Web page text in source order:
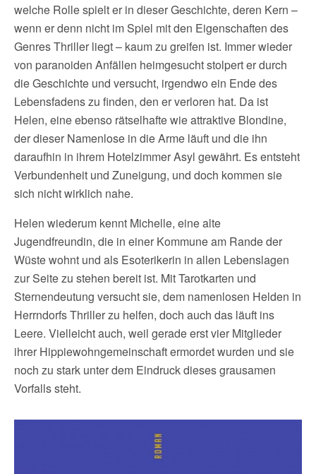
welche Rolle spielt er in dieser Geschichte, deren Kern –
wenn er denn nicht im Spiel mit den Eigenschaften des
Genres Thriller liegt – kaum zu greifen ist. Immer wieder
von paranoiden Anfällen heimgesucht stolpert er durch
die Geschichte und versucht, irgendwo ein Ende des
Lebensfadens zu finden, den er verloren hat. Da ist
Helen, eine ebenso rätselhafte wie attraktive Blondine,
der dieser Namenlose in die Arme läuft und die ihn
daraufhin in ihrem Hotelzimmer Asyl gewährt. Es entsteht
Verbundenheit und Zuneigung, und doch kommen sie
sich nicht wirklich nahe.
Helen wiederum kennt Michelle, eine alte
Jugendfreundin, die in einer Kommune am Rande der
Wüste wohnt und als Esoterikerin in allen Lebenslagen
zur Seite zu stehen bereit ist. Mit Tarotkarten und
Sternendeutung versucht sie, dem namenlosen Helden in
Herrndorfs Thriller zu helfen, doch auch das läuft ins
Leere. Vielleicht auch, weil gerade erst vier Mitglieder
ihrer Hippiewohngemeinschaft ermordet wurden und sie
noch zu stark unter dem Eindruck dieses grausamen
Vorfalls steht.